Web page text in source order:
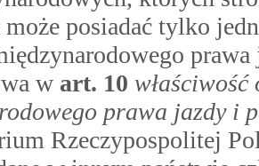
posiadać tylko
w art. 10
prawa jazdy i
Rzeczypospolitej